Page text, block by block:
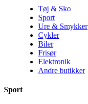
Tøj & Sko
Sport
Ure & Smykker
Cykler
Biler
Frisør
Elektronik
Andre butikker
Sport